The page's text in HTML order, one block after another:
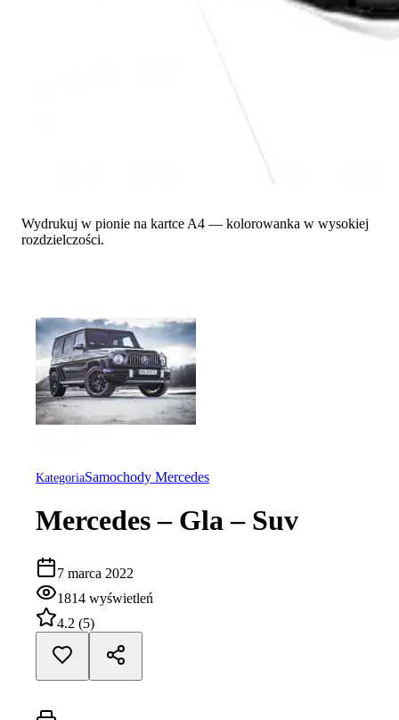
Wydrukuj w pionie na kartce A4 — kolorowanka w wysokiej
rozdzielczości.
KategoriaSamochody Mercedes
Mercedes – Gla – Suv
7 marca 2022
1814 wyświetleń
4.2 (5)